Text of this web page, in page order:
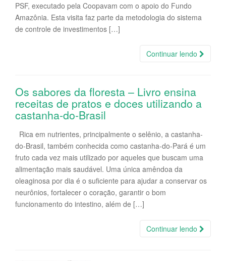
PSF, executado pela Coopavam com o apoio do Fundo
Amazônia. Esta visita faz parte da metodologia do sistema
de controle de investimentos […]
Continuar lendo
Os sabores da floresta – Livro ensina
receitas de pratos e doces utilizando a
castanha-do-Brasil
Rica em nutrientes, principalmente o selênio, a castanha-
do-Brasil, também conhecida como castanha-do-Pará é um
fruto cada vez mais utilizado por aqueles que buscam uma
alimentação mais saudável. Uma única amêndoa da
oleaginosa por dia é o suficiente para ajudar a conservar os
neurônios, fortalecer o coração, garantir o bom
funcionamento do intestino, além de […]
Continuar lendo